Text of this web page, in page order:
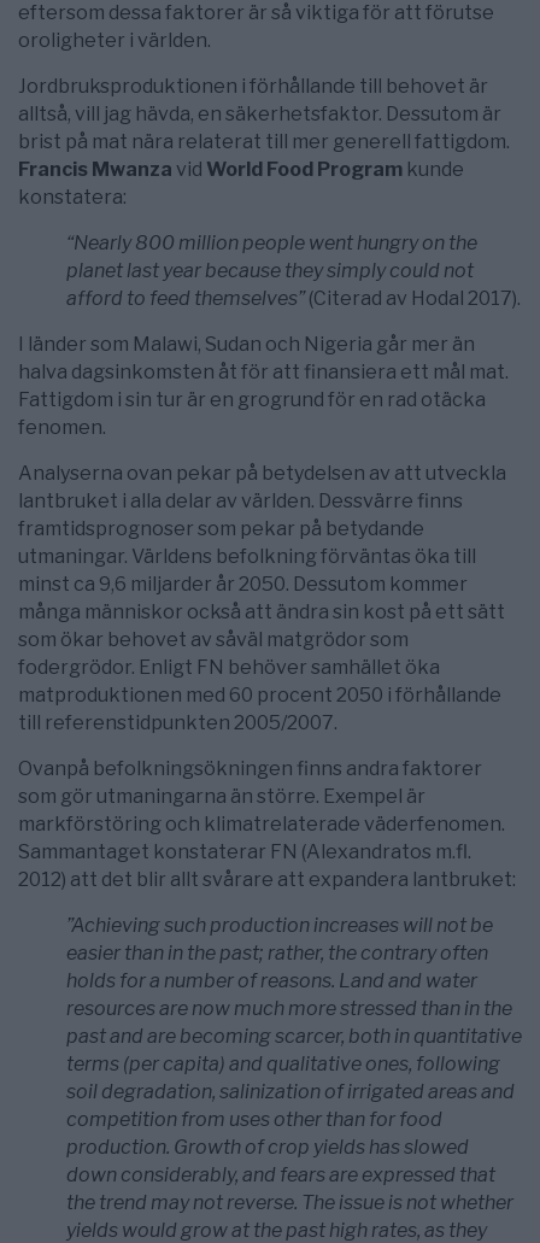
eftersom dessa faktorer är så viktiga för att förutse
oroligheter i världen.
Jordbruksproduktionen i förhållande till behovet är
alltså, vill jag hävda, en säkerhetsfaktor. Dessutom är
brist på mat nära relaterat till mer generell fattigdom.
Francis Mwanza vid World Food Program kunde
konstatera:
“Nearly 800 million people went hungry on the
planet last year because they simply could not
afford to feed themselves”(Citerad av Hodal 2017).
I länder som Malawi, Sudan och Nigeria går mer än
halva dagsinkomsten åt för att finansiera ett mål mat.
Fattigdom i sin tur är en grogrund för en rad otäcka
fenomen.
Analyserna ovan pekar på betydelsen av att utveckla
lantbruket i alla delar av världen. Dessvärre finns
framtidsprognoser som pekar på betydande
utmaningar. Världens befolkning förväntas öka till
minst ca 9,6 miljarder år 2050. Dessutom kommer
många människor också att ändra sin kost på ett sätt
som ökar behovet av såväl matgrödor som
fodergrödor. Enligt FN behöver samhället öka
matproduktionen med 60 procent 2050 i förhållande
till referenstidpunkten 2005/2007.
Ovanpå befolkningsökningen finns andra faktorer
som gör utmaningarna än större. Exempel är
markförstöring och klimatrelaterade väderfenomen.
Sammantaget konstaterar FN (Alexandratos m.fl.
2012) att det blir allt svårare att expandera lantbruket:
”Achieving such production increases will not be
easier than in the past; rather, the contrary often
holds for a number of reasons. Land and water
resources are now much more stressed than in the
past and are becoming scarcer, both in quantitative
terms (per capita) and qualitative ones, following
soil degradation, salinization of irrigated areas and
competition from uses other than for food
production. Growth of crop yields has slowed
down considerably, and fears are expressed that
the trend may not reverse. The issue is not whether
yields would grow at the past high rates, as they